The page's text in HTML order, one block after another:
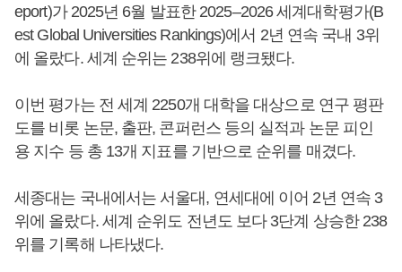
eport)가 2025년 6월 발표한 2025–2026 세계대학평가(B
est Global Universities Rankings)에서 2년 연속 국내 3위
에 올랐다. 세계 순위는 238위에 랭크됐다.
이번 평가는 전 세계 2250개 대학을 대상으로 연구 평판
도를 비롯 논문, 출판, 콘퍼런스 등의 실적과 논문 피인
용 지수 등 총 13개 지표를 기반으로 순위를 매겼다.
세종대는 국내에서는 서울대, 연세대에 이어 2년 연속 3
위에 올랐다. 세계 순위도 전년도 보다 3단계 상승한 238
위를 기록해 나타냈다.